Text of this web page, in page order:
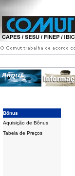
Bônus
Aquisição de Bônus
Tabela de Preços